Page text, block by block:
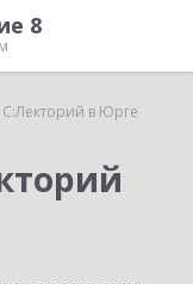
8
в Юрге